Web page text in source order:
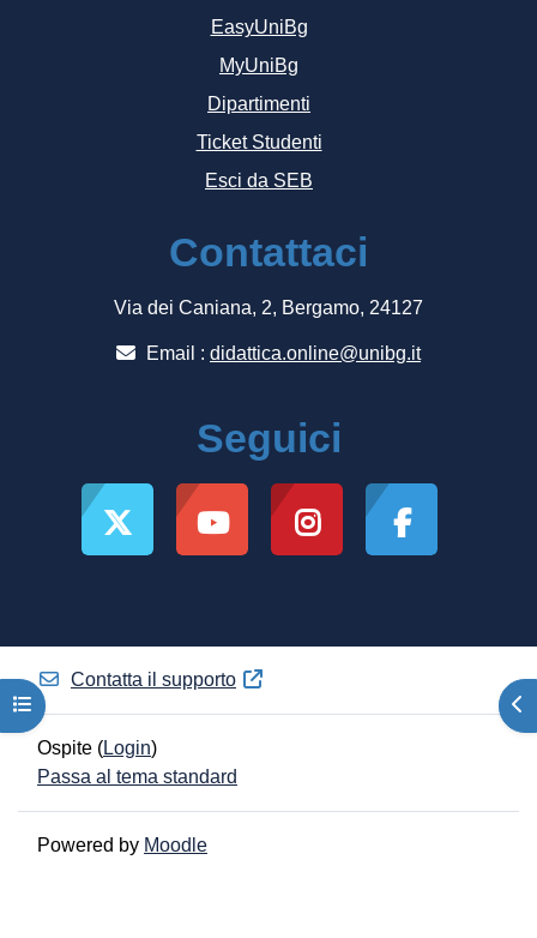
Apri indice del corso
EasyUniBg
MyUniBg
Dipartimenti
Ticket Studenti
Esci da SEB
Contattaci
Via dei Caniana, 2, Bergamo, 24127
Email : didattica.online@unibg.it
Seguici
Contatta il supporto
Ospite (Login)
Passa al tema standard
Powered by Moodle